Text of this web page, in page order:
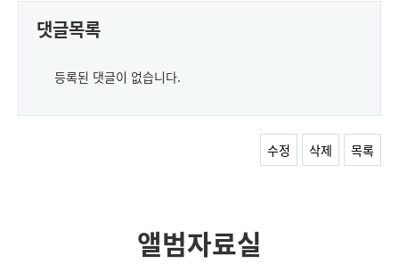
댓글목록
등록된 댓글이 없습니다.
수정 삭제 목록
앨범자료실